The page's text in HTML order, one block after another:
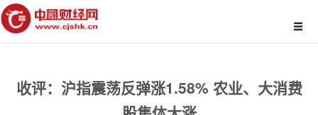
收评：沪指震荡反弹涨1.58% 农业、大消费